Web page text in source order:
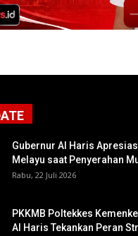
Gubernur Al Haris
Melayu saat Penyerahan
Rabu, 22 Juli 2026
PKKMB Poltekkes
Al Haris Tekankan Peran